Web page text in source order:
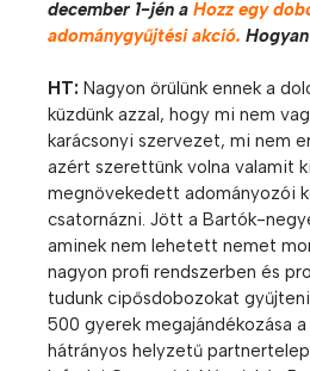
december 1-jén a Hozz egy
adománygyűjtési akció.
HT: Nagyon örülünk ennek a
küzdünk azzal, hogy mi nem
karácsonyi szervezet, mi nem
azért szerettünk volna valamit
megnövekedett adományozói
csatornázni. Jött a Bartók-
aminek nem lehetett nemet
nagyon profi rendszerben és
tudunk cipősdobozokat
500 gyerek megajándékozása
hátrányos helyzetű